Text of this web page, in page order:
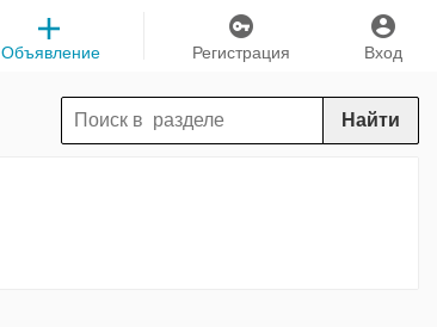
Вход
Регистрация
Объявление
Найти